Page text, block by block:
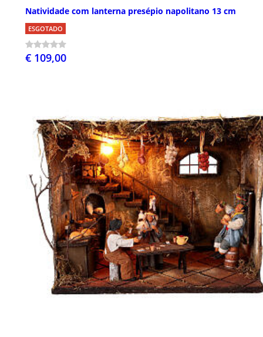
Natividade com lanterna presépio napolitano 13 cm
ESGOTADO
€ 109,00